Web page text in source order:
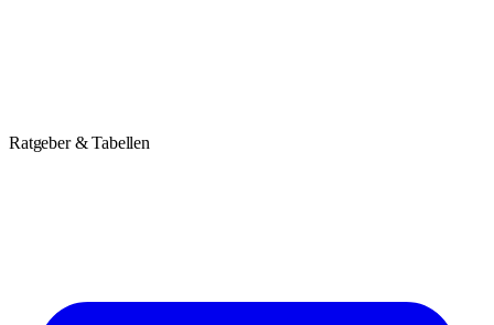
Ratgeber & Tabellen